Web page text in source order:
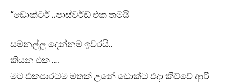
“ඩොක්ටර් ..පාස්වර්ඩ් එක තමයි
සමනල්ලු දෙන්නම ඉවරයි..
කියන එක ….
මට එකපාරටම මතක් උනේ ඩොක්ට එදා කිව්වේ ආරි